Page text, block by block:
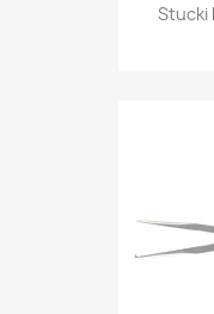
Stucki